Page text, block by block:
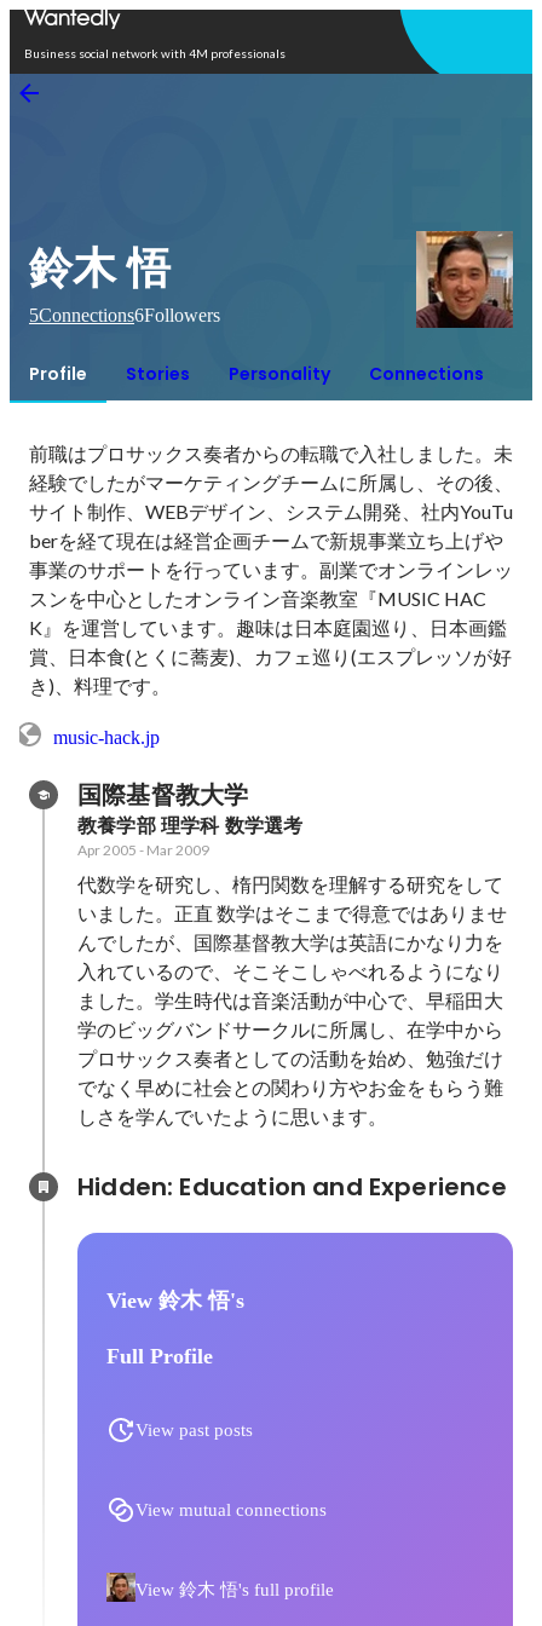
Business social network with 4M professionals
鈴木 悟
5Connections6Followers
Profile Stories Personality Connections
前職はプロサックス奏者からの転職で入社しました。未
経験でしたがマーケティングチームに所属し、その後、
サイト制作、WEBデザイン、システム開発、社内YouTu
berを経て現在は経営企画チームで新規事業立ち上げや
事業のサポートを行っています。副業でオンラインレッ
スンを中心としたオンライン音楽教室『MUSIC HAC
K』を運営しています。趣味は日本庭園巡り、日本画鑑
賞、日本食(とくに蕎麦)、カフェ巡り(エスプレッソが好
き)、料理です。
music-hack.jp
国際基督教大学
教養学部 理学科 数学選考
Apr 2005 - Mar 2009
代数学を研究し、楕円関数を理解する研究をして
いました。正直 数学はそこまで得意ではありませ
んでしたが、国際基督教大学は英語にかなり力を
入れているので、そこそこしゃべれるようになり
ました。学生時代は音楽活動が中心で、早稲田大
学のビッグバンドサークルに所属し、在学中から
プロサックス奏者としての活動を始め、勉強だけ
でなく早めに社会との関わり方やお金をもらう難
しさを学んでいたように思います。
View 鈴木 悟's
Full Profile
View past posts
View mutual connections
View 鈴木 悟's full profile